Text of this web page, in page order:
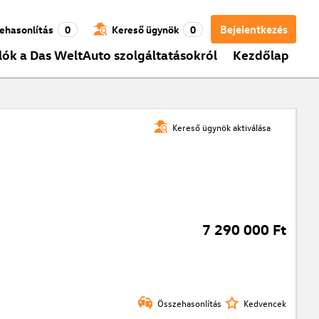
Bejelentkezés
0 Kereső ügynök 0
a Das WeltAuto szolgáltatásokról Kezdőlap
Kereső ügynök aktiválása
7 290 000 Ft
Összehasonlítás Kedvencek